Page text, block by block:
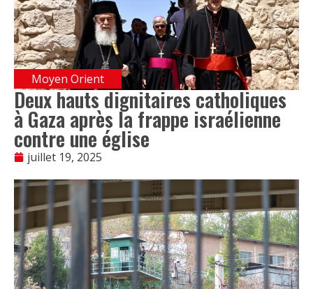
Moyen Orient
Deux hauts dignitaires catholiques
à Gaza après la frappe israélienne
contre une église
juillet 19, 2025